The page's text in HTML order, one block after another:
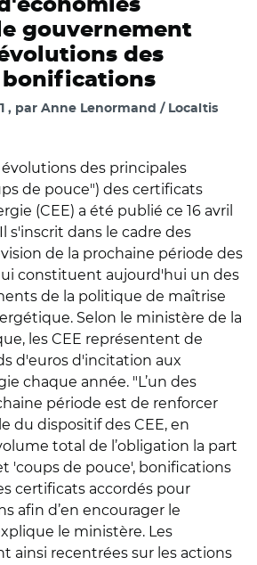
gouvernement
des
par Anne Lenormand / Localtis
évolutions des principales
de pouce") des certificats
(CEE) a été publié ce 16 avril
s'inscrit dans le cadre des
de la prochaine période des
constituent aujourd'hui un des
de la politique de maîtrise
Selon le ministère de la
les CEE représentent de
d'euros d'incitation aux
chaque année. "L’un des
période est de renforcer
du dispositif des CEE, en
total de l’obligation la part
'coups de pouce', bonifications
certificats accordés pour
afin d’en encourager le
le ministère. Les
ainsi recentrées sur les actions